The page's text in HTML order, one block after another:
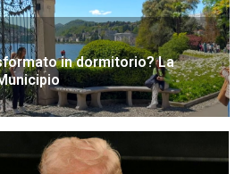
in dormitorio? La